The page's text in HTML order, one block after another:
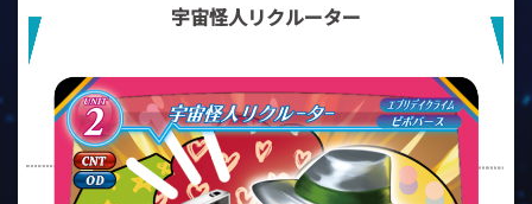
宇宙怪人リクルーター